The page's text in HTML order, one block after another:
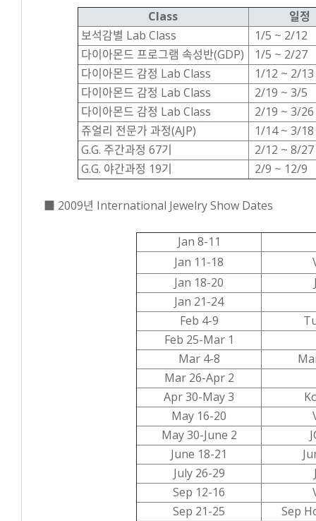
Class
일정
보석감별 Lab Class
1/5 ~ 2/12
다이아몬드 프로그램 속성반(GDP)
1/5 ~ 2/27
다이아몬드 감정 Lab Class
1/12 ~ 2/13
다이아몬드 감정 Lab Class
2/19 ~ 3/5
다이아몬드 감정 Lab Class
2/19 ~ 3/26
쥬얼리 전문가 과정(AJP)
1/14 ~ 3/18
G.G. 주간과정 67기
2/12 ~ 8/27
G.G. 야간과정 19기
2/9 ~ 12/9
■ 2009년 International Jewelry Show Dates
Jan 8-11
Jan 11-18
Jan 18-20
Jan 21-24
Feb 4-9
Feb 25-Mar 1
Mar 4-8
Mar 26-Apr 2
Apr 30-May 3
May 16-20
May 30-June 2
June 18-21
July 26-29
Sep 12-16
Sep 21-25
Sep